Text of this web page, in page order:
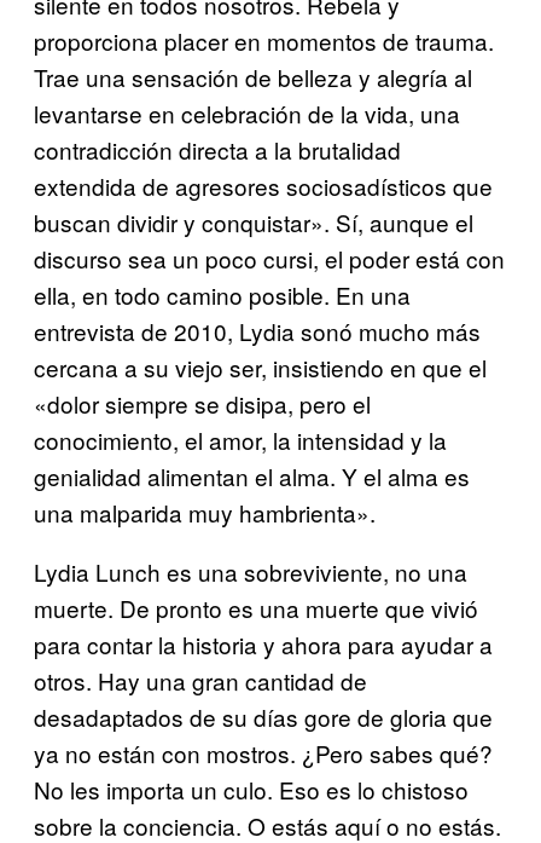
proporciona placer en momentos de trauma.
Trae una sensación de belleza y alegría al
levantarse en celebración de la vida, una
contradicción directa a la brutalidad
extendida de agresores sociosadísticos que
buscan dividir y conquistar». Sí, aunque el
discurso sea un poco cursi, el poder está con
ella, en todo camino posible. En una
entrevista de 2010, Lydia sonó mucho más
cercana a su viejo ser, insistiendo en que el
«dolor siempre se disipa, pero el
conocimiento, el amor, la intensidad y la
genialidad alimentan el alma. Y el alma es
una malparida muy hambrienta».
Lydia Lunch es una sobreviviente, no una
muerte. De pronto es una muerte que vivió
para contar la historia y ahora para ayudar a
otros. Hay una gran cantidad de
desadaptados de su días gore de gloria que
ya no están con mostros. ¿Pero sabes qué?
No les importa un culo. Eso es lo chistoso
sobre la conciencia. O estás aquí o no estás.